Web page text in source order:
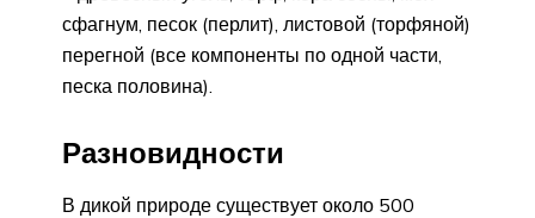
сфагнум, песок (перлит), листовой (торфяной)
перегной (все компоненты по одной части,
песка половина).
Разновидности
В дикой природе существует около 500